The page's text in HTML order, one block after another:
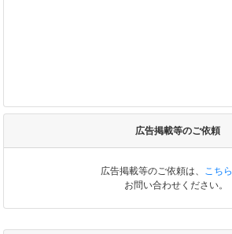
広告掲載等のご依頼
広告掲載等のご依頼は、 こちら
お問い合わせください。